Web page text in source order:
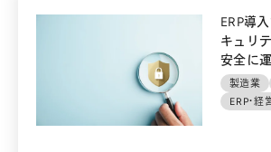
ERP導
キュリ
安全に
策を徹
製造業
ERP・経